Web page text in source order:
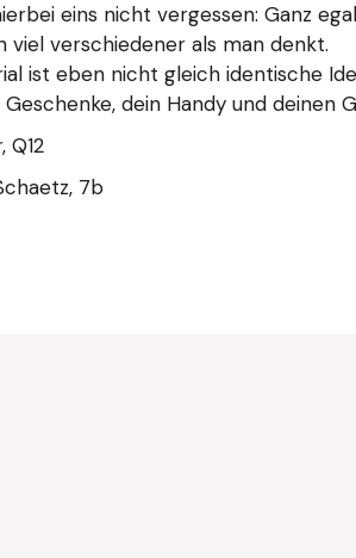
eins nicht vergessen: Ganz
viel verschiedener als man denkt.
ist eben nicht gleich identische
dein Handy und deinen
Q12
7b